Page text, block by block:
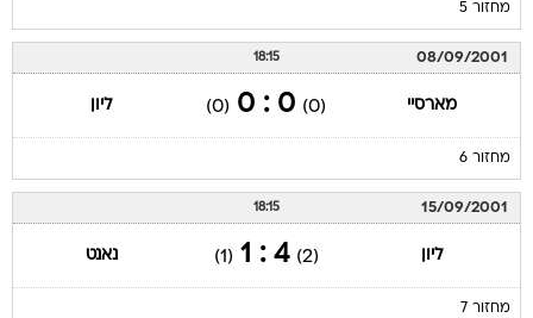
מחזור 5
08/09/2001
18:15
מארסיי (0)
0 : 0
(0) ליון
מחזור 6
15/09/2001
18:15
ליון (2)
4 : 1
(1) נאנט
מחזור 7